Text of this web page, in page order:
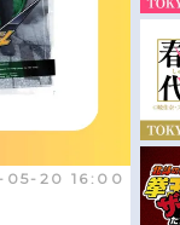
05-20 16:00